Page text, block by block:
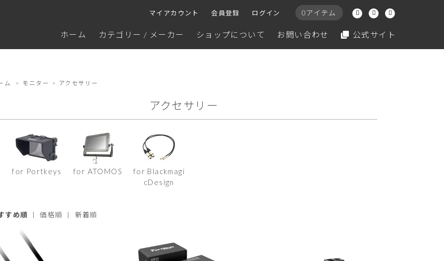
0アイテム
マイアカウント 会員登録 ログイン
ホーム カテゴリー / メーカー ショップについて お問い合わせ 公式サイト
ム > モニター > アクセサリー
アクセサリー
for Portkeys for ATOMOS
for Blackmagi
cDesign
すめ順 |価格順 | 新着順